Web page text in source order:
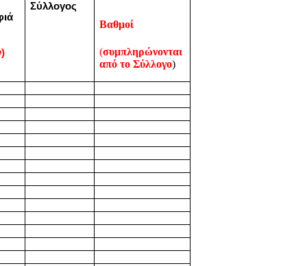
Σύλλογος
Βαθμοί
(συμπληρώνονται
από το Σύλλογο)